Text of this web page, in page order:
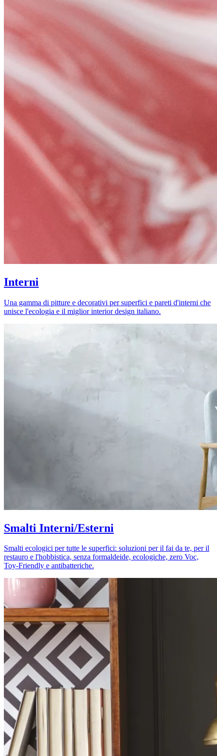
Interni
Una gamma di pitture e decorativi per superfici e pareti d'interni che
unisce l'ecologia e il miglior interior design italiano.
Smalti Interni/Esterni
Smalti ecologici per tutte le superfici: soluzioni per il fai da te, per il
restauro e l'hobbistica, senza formaldeide, ecologiche, zero Voc,
Toy-Friendly e antibatteriche.